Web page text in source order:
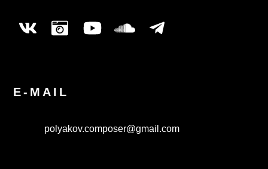
E-MAIL
polyakov.composer@gmail.com